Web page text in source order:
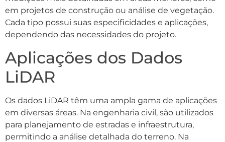
em projetos de construção ou análise de vegetação.
Cada tipo possui suas especificidades e aplicações,
dependendo das necessidades do projeto.
Aplicações dos Dados
LiDAR
Os dados LiDAR têm uma ampla gama de aplicações
em diversas áreas. Na engenharia civil, são utilizados
para planejamento de estradas e infraestrutura,
permitindo a análise detalhada do terreno. Na